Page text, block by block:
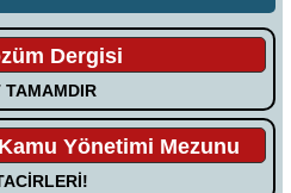
Dergisi
TAMAMDIR
Yönetimi Mezunu